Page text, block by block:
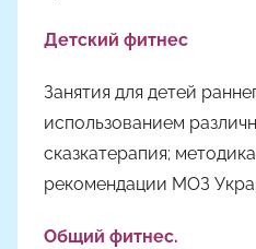
Детский фитнес
Занятия для детей
использованием
сказкатерапия;
рекомендации МОЗ
Общий фитнес.